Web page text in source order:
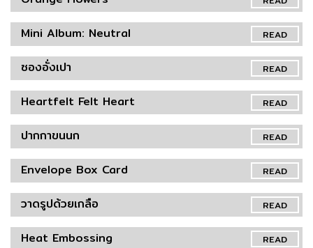
READ
Mini Album: Neutral
READ
ซองอั่งเปา
READ
Heartfelt Felt Heart
READ
ปากกาขนนก
READ
Envelope Box Card
READ
วาดรูปด้วยเกลือ
READ
Heat Embossing